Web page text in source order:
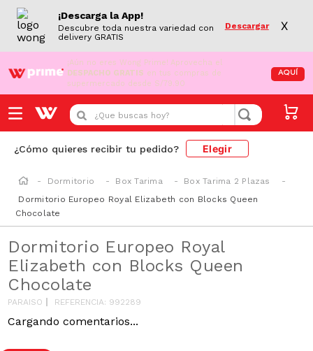
¡Descarga la App!
Descubre toda nuestra variedad con
delivery GRATIS
Descargar X
¡Aún no eres Wong Prime! Aprovecha el
DESPACHO GRATIS en tus compras de
supermercado desde S/79.90
AQUÍ
¿Que buscas hoy?
¿Cómo quieres recibir tu pedido? Elegir
Dormitorio Box Tarima
Box Tarima 2 Plazas
Dormitorio Europeo Royal Elizabeth con Blocks Queen
Chocolate
Dormitorio Europeo Royal
Elizabeth con Blocks Queen
Chocolate
PARAISO REFERENCIA: 992289
Cargando comentarios...